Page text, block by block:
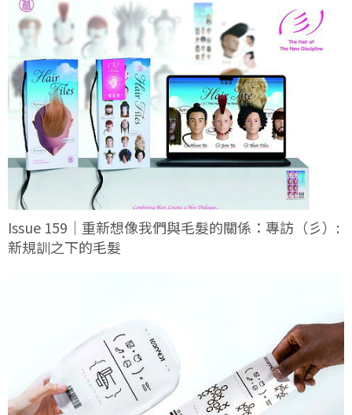
Issue 159｜重新想像我們與毛髮的關係：專訪（彡）:
新規訓之下的毛髮